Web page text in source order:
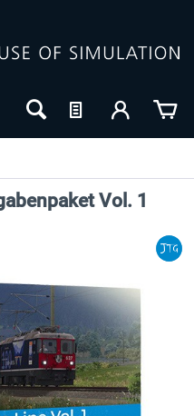
Vol. 1